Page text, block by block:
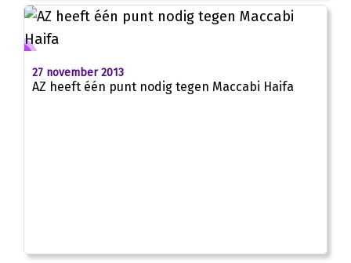
27 november 2013
AZ heeft één punt nodig tegen Maccabi Haifa